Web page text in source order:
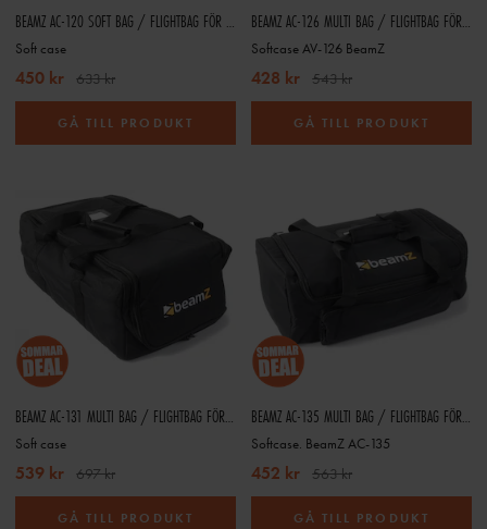
BEAMZ AC-120 SOFT BAG / FLIGHTBAG FÖR PAR-LAMPOR OCH LJUSEFFEKTER – 482 X 266 X 254 MM
Soft case
450 kr 633 kr
GÅ TILL PRODUKT
BEAMZ AC-126 MULTI BAG / FLIGHTBAG FÖR LJUSEFFEKTER OCH TILLBEHÖR – 355 X 205 X 200 MM
Softcase AV-126 BeamZ
428 kr 543 kr
GÅ TILL PRODUKT
BEAMZ AC-131 MULTI BAG / FLIGHTBAG FÖR LJUSEFFEKTER OCH UTRUSTNING – 530 X 215 X 330 MM
Soft case
539 kr 697 kr
GÅ TILL PRODUKT
BEAMZ AC-135 MULTI BAG / FLIGHTBAG FÖR SCANNERS OCH LJUSEFFEKTER – 480 X 250 X 180 MM
Softcase. BeamZ AC-135
452 kr 563 kr
GÅ TILL PRODUKT